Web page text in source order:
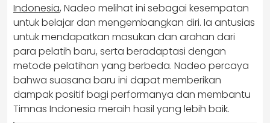
Indonesia, Nadeo melihat ini sebagai kesempatan
untuk belajar dan mengembangkan diri. Ia antusias
untuk mendapatkan masukan dan arahan dari
para pelatih baru, serta beradaptasi dengan
metode pelatihan yang berbeda. Nadeo percaya
bahwa suasana baru ini dapat memberikan
dampak positif bagi performanya dan membantu
Timnas Indonesia meraih hasil yang lebih baik.